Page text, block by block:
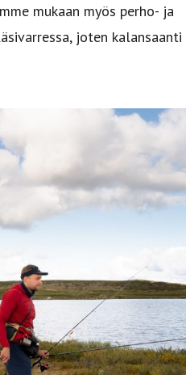
mukaan myös perho- ja
joten kalansaanti